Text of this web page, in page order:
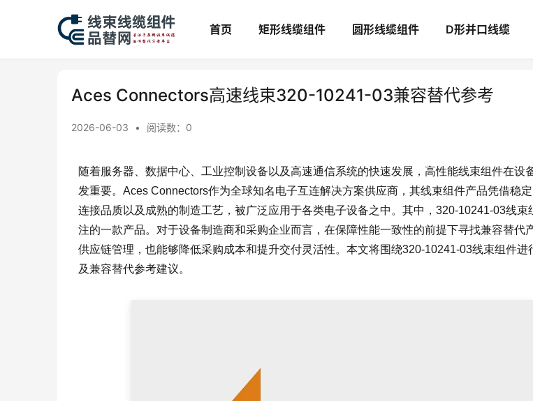
首页 矩形线缆组件 圆形线缆组件 D形并口线缆
Aces Connectors高速线束320-10241-03兼容替代参考
2026-06-03 • 阅读数： 0
随着服务器、数据中心、工业控制设备以及高速通信系统的快速发展，高性能线束组件在设
发重要。Aces Connectors作为全球知名电子互连解决方案供应商，其线束组件产品凭借稳
连接品质以及成熟的制造工艺，被广泛应用于各类电子设备之中。其中，320-10241-03线束
注的一款产品。对于设备制造商和采购企业而言，在保障性能一致性的前提下寻找兼容替代
供应链管理，也能够降低采购成本和提升交付灵活性。本文将围绕320-10241-03线束组件进
及兼容替代参考建议。